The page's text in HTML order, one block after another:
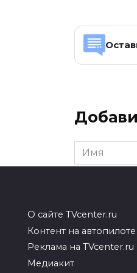
Имя
О сайте TVcenter.ru
Контент на
Реклама на TVcenter.ru
Медиакит